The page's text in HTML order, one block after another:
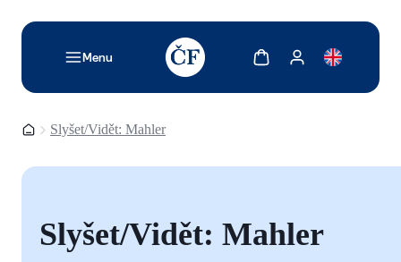
Menu
TODO: Add description for reader
Zobrazit košíkZobrazit můj účet
Domovská stránka
Slyšet/Vidět: Mahler
Slyšet/Vidět: Mahler